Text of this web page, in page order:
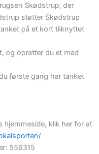
Skødstrup, der
støtter Skødstrup
på et kort tilknyttet
og opretter du et med
første gang har tanket
hjemmeside, klik her for at
559315